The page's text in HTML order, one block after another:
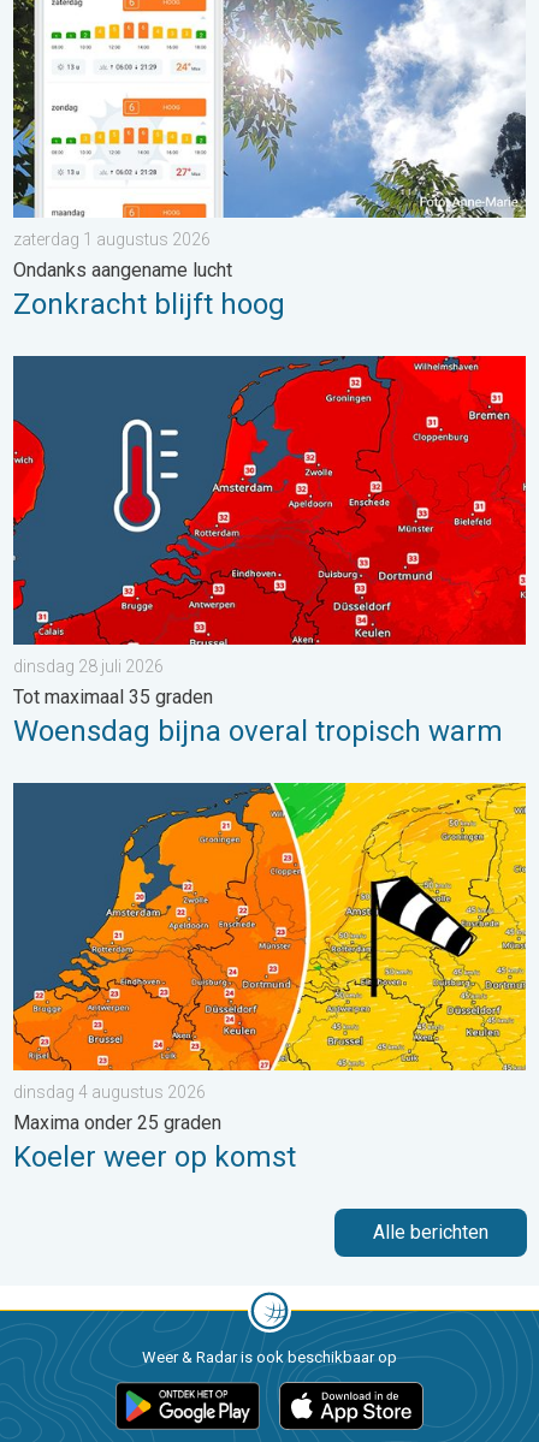
zaterdag 1 augustus 2026
Ondanks aangename lucht
Zonkracht blijft hoog
Woensdag bijna overal tropisch warm. Tot maximaal 35
dinsdag 28 juli 2026
Tot maximaal 35 graden
Woensdag bijna overal tropisch warm
Koeler weer op komst. Maxima onder 25 graden. . . dinsdag
dinsdag 4 augustus 2026
Maxima onder 25 graden
Koeler weer op komst
Alle berichten
Weer & Radar is ook beschikbaar op